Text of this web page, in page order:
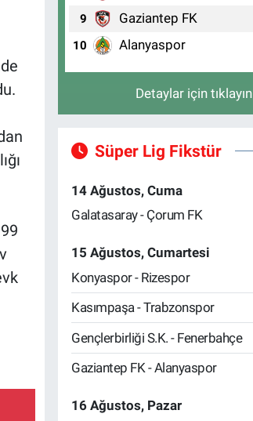
9 Gaziantep FK
10 Alanyaspor
Detaylar için tıklayın
Süper Lig Fikstür
14 Ağustos, Cuma
Galatasaray - Çorum FK
15 Ağustos, Cumartesi
Konyaspor - Rizespor
Kasımpaşa - Trabzonspor
Gençlerbirliği S.K. - Fenerbahçe
Gaziantep FK - Alanyaspor
16 Ağustos, Pazar